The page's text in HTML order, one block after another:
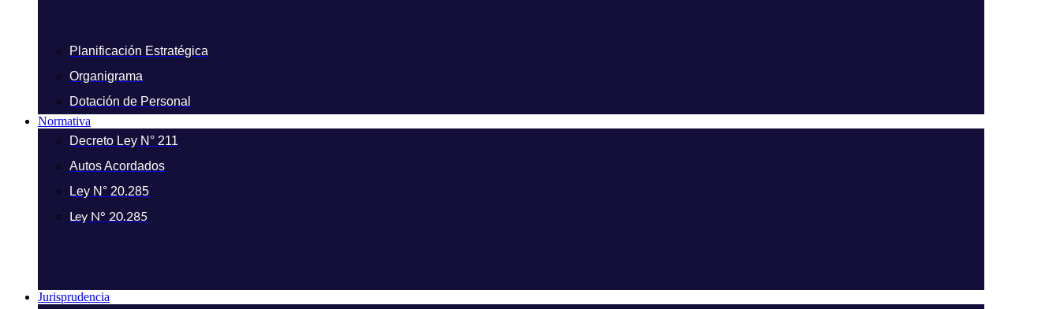
Planificación Estratégica
Organigrama
Dotación de Personal
Normativa
Decreto Ley N° 211
Autos Acordados
Ley N° 20.285
Ley N° 20.285
Jurisprudencia